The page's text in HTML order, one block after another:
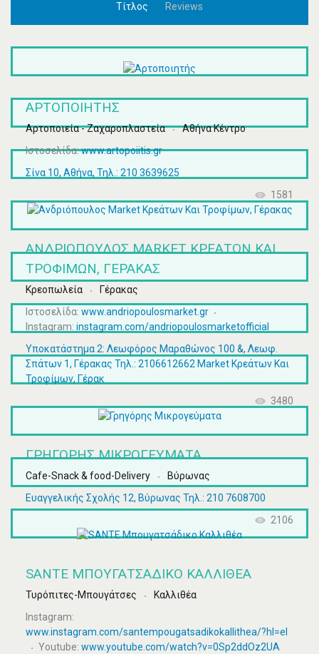
Τίτλος Reviews
ΑΡΤΟΠΟΙΗΤΉΣ
Αρτοποιεία - Ζαχαροπλαστεία
Αθήνα Κέντρο
Ιστοσελίδα:www.artopoiitis.gr
Σίνα 10, Αθήνα, Τηλ.: 210 3639625
1581
ΑΝΔΡΙΌΠΟΥΛΟΣ MARKET ΚΡΕΆΤΩΝ ΚΑΙ
ΤΡΟΦΊΜΩΝ, ΓΈΡΑΚΑΣ
Κρεοπωλεία
Γέρακας
Ιστοσελίδα: www.andriopoulosmarket.gr
Instagram: instagram.com/andriopoulosmarketofficial
Υποκατάστημα 2: Λεωφόρος Μαραθώνος 100 &, Λεωφ.
Σπάτων 1, Γέρακας Τηλ.: 2106612662 Market Κρεάτων Και
Τροφίμων, Γέρακ
3480
ΓΡΗΓΌΡΗΣ ΜΙΚΡΟΓΕΎΜΑΤΑ
Cafe-Snack & food-Delivery
Βύρωνας
Ευαγγελικής Σχολής 12, Βύρωνας Τηλ.: 210 7608700
2106
SANTE ΜΠΟΥΓΑΤΣΆΔΙΚΟ ΚΑΛΛΙΘΈΑ
Τυρόπιτες-Μπουγάτσες
Καλλιθέα
Instagram:
www.instagram.com/santempougatsadikokallithea/?hl=el
Youtube: www.youtube.com/watch?v=0Sp2ddOz2UA